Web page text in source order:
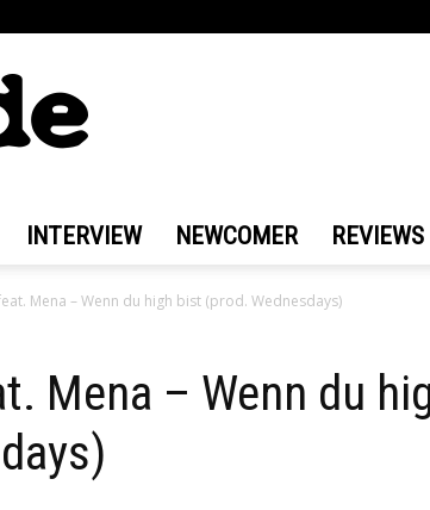
INTERVIEW NEWCOMER REVIEWS
Mena – Wenn du high bist (prod. Wednesdays)
Mena – Wenn du